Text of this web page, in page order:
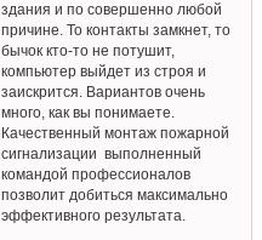
здания и по совершенно любой
причине. То контакты замкнет, то
бычок кто-то не потушит,
компьютер выйдет из строя и
заискрится. Вариантов очень
много, как вы понимаете.
Качественный монтаж пожарной
сигнализации выполненный
командой профессионалов
позволит добиться максимально
эффективного результата.